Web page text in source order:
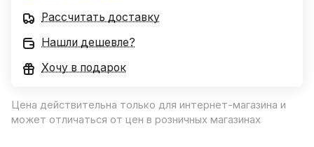
Рассчитать доставку
Нашли дешевле?
Хочу в подарок
Цена действительна только для интернет-магазина и
может отличаться от цен в розничных магазинах